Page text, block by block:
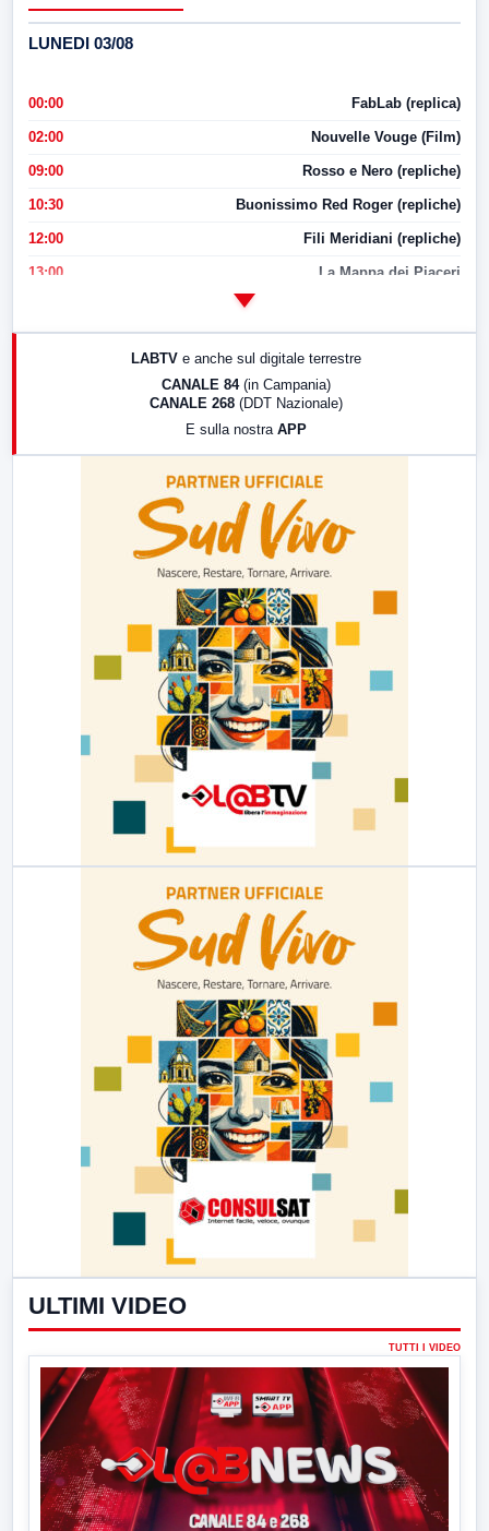
LUNEDI 03/08
00:00 FabLab (replica)
02:00 Nouvelle Vouge (Film)
09:00 Rosso e Nero (repliche)
10:30 Buonissimo Red Roger (repliche)
12:00 Fili Meridiani (repliche)
13:00 La Mappa dei Piaceri
LABTV e anche sul digitale terrestre
CANALE 84 (in Campania)
CANALE 268 (DDT Nazionale)
E sulla nostra APP
ULTIMI VIDEO
TUTTI I VIDEO